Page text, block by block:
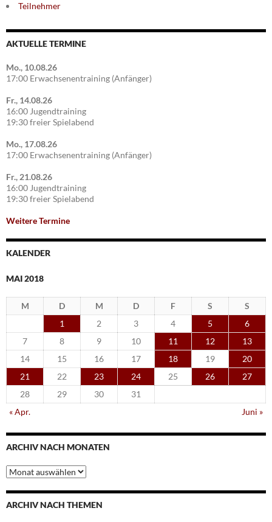
Teilnehmer
AKTUELLE TERMINE
Mo., 10.08.26
17:00 Erwachsenentraining (Anfänger)
Fr., 14.08.26
16:00 Jugendtraining
19:30 freier Spielabend
Mo., 17.08.26
17:00 Erwachsenentraining (Anfänger)
Fr., 21.08.26
16:00 Jugendtraining
19:30 freier Spielabend
Weitere Termine
KALENDER
MAI 2018
M D M D F S
S
1
2 3 4 5
6
7
8 9 10 11 12
13
14
15 16 17 18 19
20
21
22 23 24 25 26
27
28
29 30
31
« Apr.
Juni »
ARCHIV NACH MONATEN
Archiv
nach
Monaten
ARCHIV NACH THEMEN